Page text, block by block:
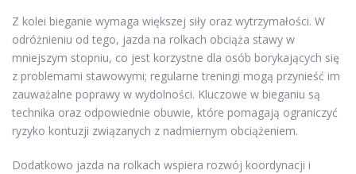
Z kolei bieganie wymaga większej siły oraz wytrzymałości. W
odróżnieniu od tego, jazda na rolkach obciąża stawy w
mniejszym stopniu, co jest korzystne dla osób borykających się
z problemami stawowymi; regularne treningi mogą przynieść im
zauważalne poprawy w wydolności. Kluczowe w bieganiu są
technika oraz odpowiednie obuwie, które pomagają ograniczyć
ryzyko kontuzji związanych z nadmiernym obciążeniem.
Dodatkowo jazda na rolkach wspiera rozwój koordynacji i